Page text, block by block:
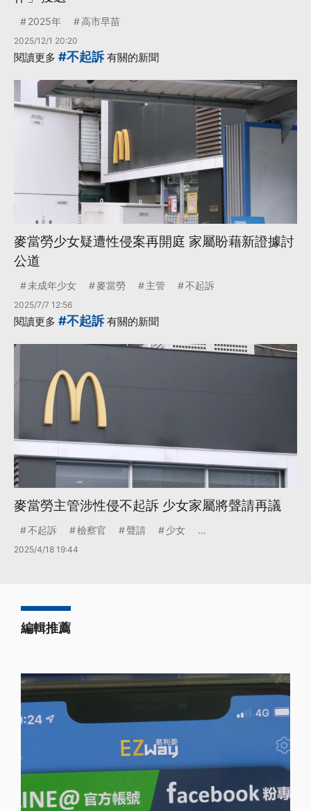
2025年 高市早苗
2025/12/1 20:20
閱讀更多 #不起訴有關的新聞
麥當勞少女疑遭性侵案再開庭 家屬盼藉新證據討
公道
未成年少女 麥當勞 主管 不起訴
2025/7/7 12:56
閱讀更多 #不起訴有關的新聞
麥當勞主管涉性侵不起訴 少女家屬將聲請再議
不起訴 檢察官 聲請 少女 ...
2025/4/18 19:44
編輯推薦